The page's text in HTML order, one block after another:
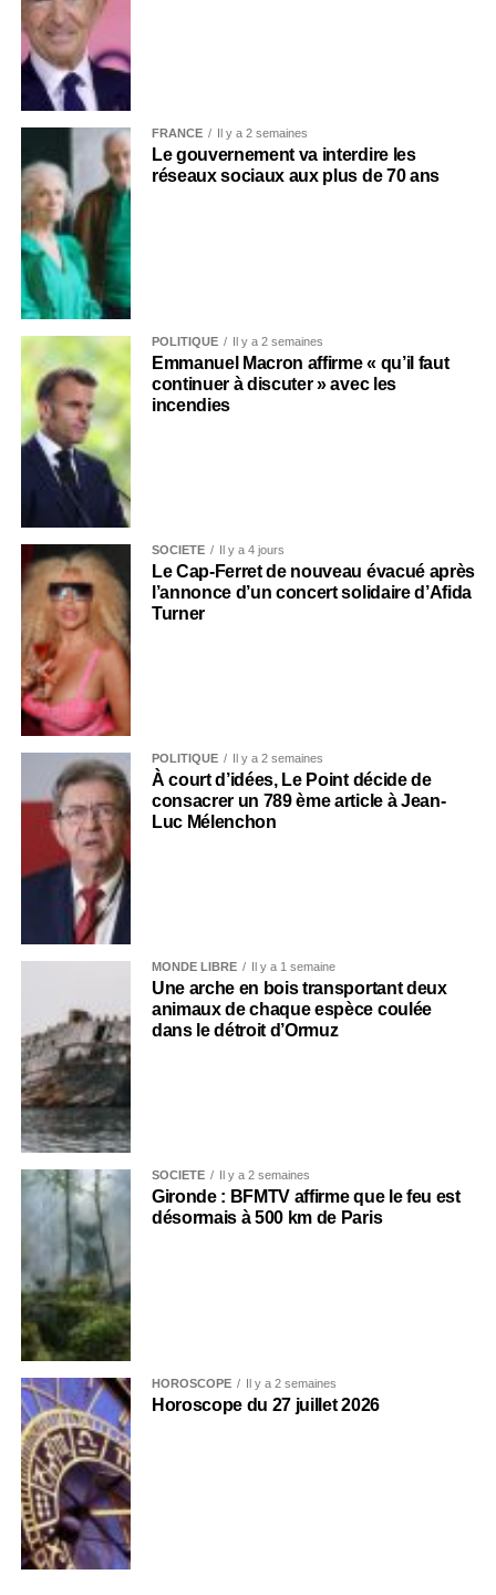
FRANCE Il y a 2 semaines
Le gouvernement va interdire les
réseaux sociaux aux plus de 70 ans
POLITIQUE Il y a 2 semaines
Emmanuel Macron affirme « qu’il faut
continuer à discuter » avec les
incendies
SOCIÉTÉ Il y a 4 jours
Le Cap-Ferret de nouveau évacué après
l’annonce d’un concert solidaire d’Afida
Turner
POLITIQUE Il y a 2 semaines
À court d’idées, Le Point décide de
consacrer un 789 ème article à Jean-
Luc Mélenchon
MONDE LIBRE Il y a 1 semaine
Une arche en bois transportant deux
animaux de chaque espèce coulée
dans le détroit d’Ormuz
SOCIÉTÉ Il y a 2 semaines
Gironde : BFMTV affirme que le feu est
désormais à 500 km de Paris
HOROSCOPE Il y a 2 semaines
Horoscope du 27 juillet 2026